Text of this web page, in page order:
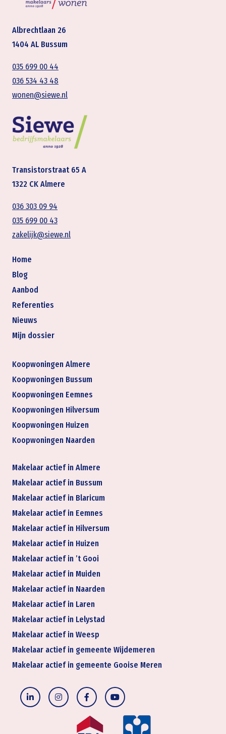
Albrechtlaan 26
1404 AL Bussum
035 699 00 44
036 534 43 48
wonen@siewe.nl
Transistorstraat 65 A
1322 CK Almere
036 303 09 94
035 699 00 43
zakelijk@siewe.nl
Home
Blog
Aanbod
Referenties
Nieuws
Mijn dossier
Koopwoningen Almere
Koopwoningen Bussum
Koopwoningen Eemnes
Koopwoningen Hilversum
Koopwoningen Huizen
Koopwoningen Naarden
Makelaar actief in Almere
Makelaar actief in Bussum
Makelaar actief in Blaricum
Makelaar actief in Eemnes
Makelaar actief in Hilversum
Makelaar actief in Huizen
Makelaar actief in ’t Gooi
Makelaar actief in Muiden
Makelaar actief in Naarden
Makelaar actief in Laren
Makelaar actief in Lelystad
Makelaar actief in Weesp
Makelaar actief in gemeente Wijdemeren
Makelaar actief in gemeente Gooise Meren